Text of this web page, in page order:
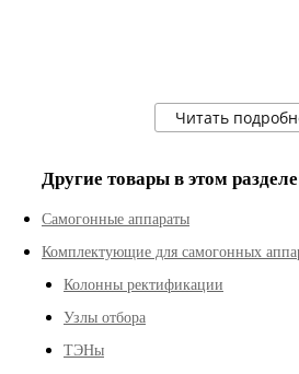
Читать
Другие товары в этом
Самогонные аппараты
Комплектующие для самогонных
Колонны ректификации
Узлы отбора
ТЭНы